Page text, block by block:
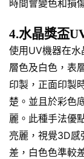
時間會變色和損
4.水晶獎盃
使用UV機器在
層色及白色，表
印製，正面印製
楚。並且於彩色
麗。此種手法優
亮麗，視覺3D感
差，白色色準較